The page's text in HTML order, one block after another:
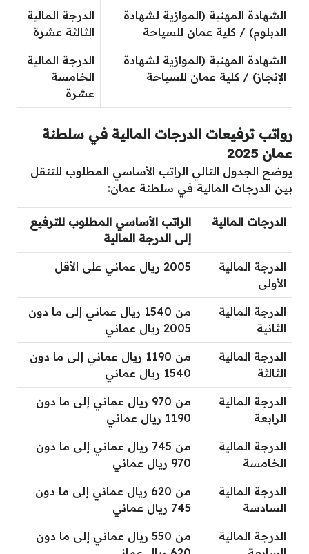
الشهادة المهنية (الموازية لشهادة
الدبلوم) / كلية عمان للسياحة
الدرجة المالية
الثالثة عشرة
الشهادة المهنية (الموازية لشهادة
الإنجاز) / كلية عمان للسياحة
الدرجة المالية
الخامسة
عشرة
رواتب ترفيعات الدرجات المالية في سلطنة
عمان 2025
يوضح الجدول التالي الراتب الأساسي المطلوب للتنقل
بين الدرجات المالية في سلطنة عمان:
الدرجات المالية
الراتب الأساسي المطلوب للترفيع
إلى الدرجة المالية
الدرجة المالية
الأولى
2005 ريال عماني على الأقل
الدرجة المالية
الثانية
من 1540 ريال عماني إلى ما دون
2005 ريال عماني
الدرجة المالية
الثالثة
من 1190 ريال عماني إلى ما دون
1540 ريال عماني
الدرجة المالية
الرابعة
من 970 ريال عماني إلى ما دون
1190 ريال عماني
الدرجة المالية
الخامسة
من 745 ريال عماني إلى ما دون
970 ريال عماني
الدرجة المالية
السادسة
من 620 ريال عماني إلى ما دون
745 ريال عماني
الدرجة المالية
من 550 ريال عماني إلى ما دون